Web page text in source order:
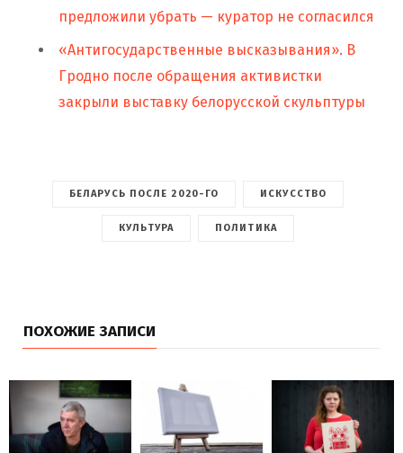
предложили убрать — куратор не согласился
«Антигосударственные высказывания». В
Гродно после обращения активистки
закрыли выставку белорусской скульптуры
БЕЛАРУСЬ ПОСЛЕ 2020-ГО ИСКУССТВО
КУЛЬТУРА ПОЛИТИКА
ПОХОЖИЕ ЗАПИСИ